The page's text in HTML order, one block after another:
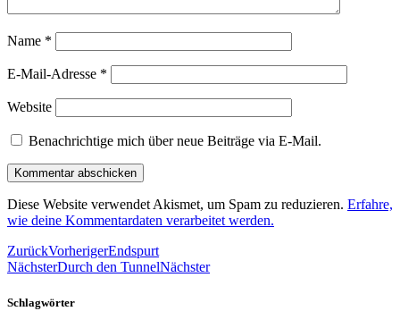
Name *
E-Mail-Adresse *
Website
Benachrichtige mich über neue Beiträge via E-Mail.
Diese Website verwendet Akismet, um Spam zu reduzieren. Erfahre,
wie deine Kommentardaten verarbeitet werden.
ZurückVorherigerEndspurt
NächsterDurch den TunnelNächster
Schlagwörter